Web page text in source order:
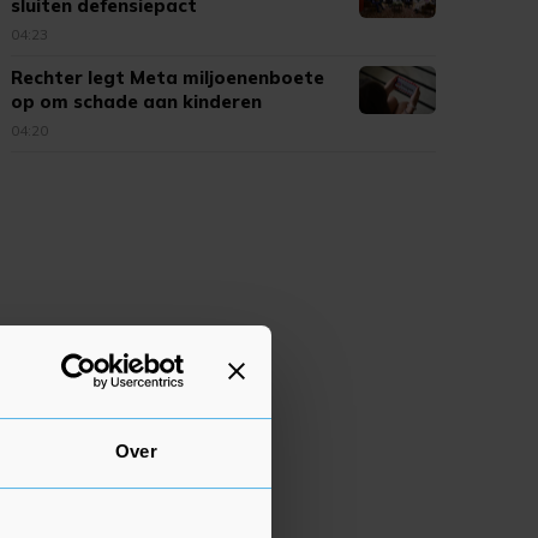
Over
sluiten defensiepact
04:23
Rechter legt Meta miljoenenboete
op om schade aan kinderen
04:20